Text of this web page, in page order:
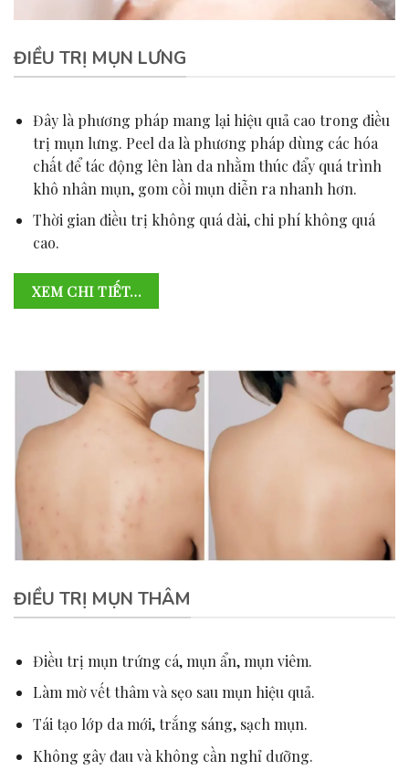
ĐIỀU TRỊ MỤN LƯNG
Đây là phương pháp mang lại hiệu quả cao trong điều
trị mụn lưng. Peel da là phương pháp dùng các hóa
chất để tác động lên làn da nhằm thúc đẩy quá trình
khô nhân mụn, gom cồi mụn diễn ra nhanh hơn.
Thời gian điều trị không quá dài, chi phí không quá
cao.
XEM CHI TIẾT…
ĐIỀU TRỊ MỤN THÂM
Điều trị mụn trứng cá, mụn ẩn, mụn viêm.
Làm mờ vết thâm và sẹo sau mụn hiệu quả.
Tái tạo lớp da mới, trắng sáng, sạch mụn.
Không gây đau và không cần nghỉ dưỡng.